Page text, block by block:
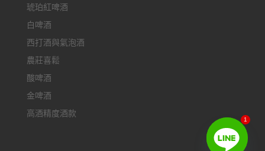
琥珀紅啤酒
白啤酒
西打酒與氣泡酒
農莊喜鬆
酸啤酒
金啤酒
高酒精度酒款
1